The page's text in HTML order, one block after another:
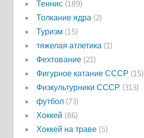
Теннис(189)
Толкание ядра(2)
Туризм (15)
тяжелая атлетика(1)
Фехтование(21)
Фигурное катание СССР (15)
Физкультурники СССР (313)
футбол(73)
Хоккей (86)
Хоккей на траве(5)